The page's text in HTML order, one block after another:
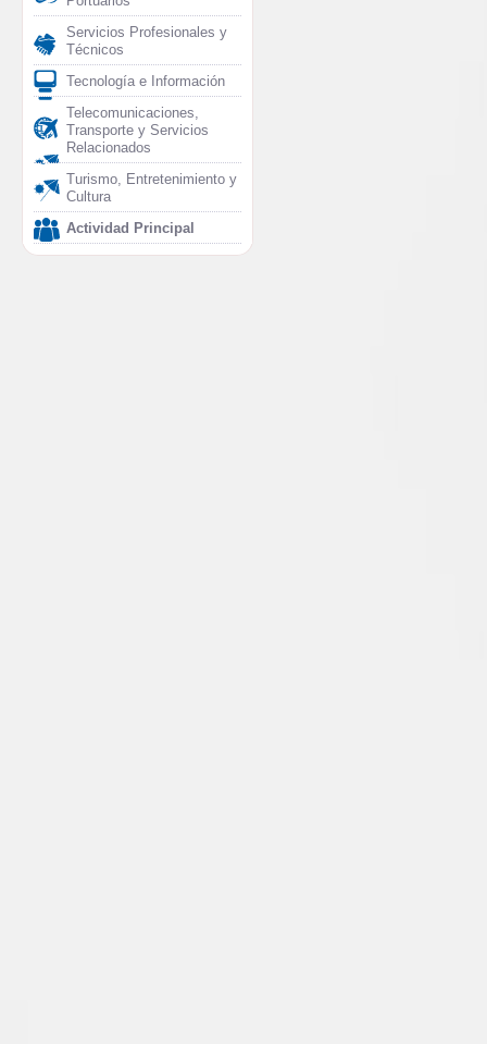
Servicios Profesionales y
Técnicos
Tecnología e Información
Telecomunicaciones,
Transporte y Servicios
Relacionados
Turismo, Entretenimiento y
Cultura
Actividad Principal